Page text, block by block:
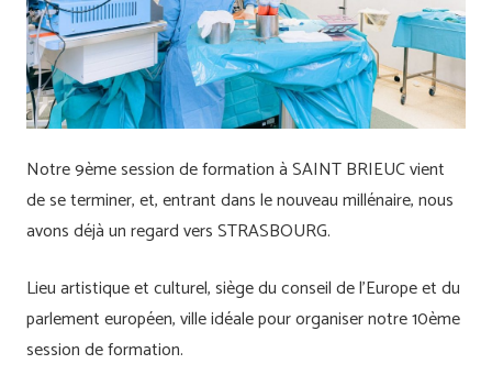
Notre 9ème session de formation à SAINT BRIEUC vient
de se terminer, et, entrant dans le nouveau millénaire, nous
avons déjà un regard vers STRASBOURG.
Lieu artistique et culturel, siège du conseil de l’Europe et du
parlement européen, ville idéale pour organiser notre 10ème
session de formation.